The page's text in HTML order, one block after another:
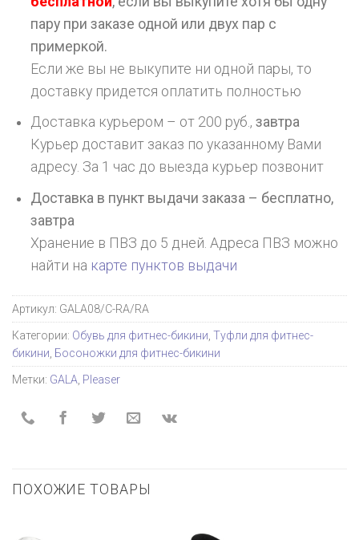
пару при заказе одной или двух пар с
примеркой.
Если же вы не выкупите ни одной пары, то
доставку придется оплатить полностью
Доставка курьером – от 200 руб.,завтра
Курьер доставит заказ по указанному Вами
адресу. За 1 час до выезда курьер позвонит
Доставка в пункт выдачи заказа – бесплатно,
завтра
Хранение в ПВЗ до 5 дней. Адреса ПВЗ можно
найти на карте пунктов выдачи
Артикул: GALA08/C-RA/RA
Категории: Обувь для фитнес-бикини Туфли для фитнес-
бикини Босоножки для фитнес-бикини
Метки: GALA Pleaser
ПОХОЖИЕ ТОВАРЫ